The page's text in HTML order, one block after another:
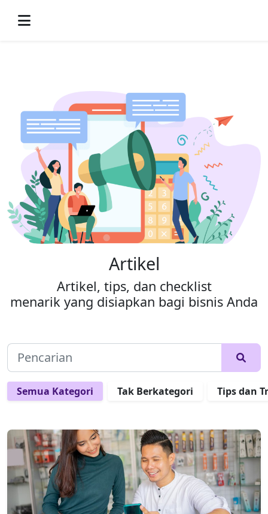
Artikel
Artikel, tips, dan checklist
menarik yang disiapkan bagi bisnis Anda
Semua Kategori Tak Berkategori Tips dan